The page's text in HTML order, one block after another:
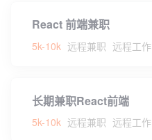
React 前端兼职
5k-10k 远程兼职 远程工作
长期兼职React前端
5k-10k 远程兼职 远程工作